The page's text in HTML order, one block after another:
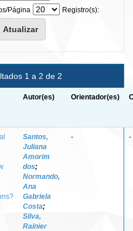
Página
Registro(s):
1 a 2 de 2
Autor(es) Orientador(es)
Santos,
Juliana
Amorim
dos;
Normando,
Ana
Gabriela
Costa;
Silva,
Rainier
- -